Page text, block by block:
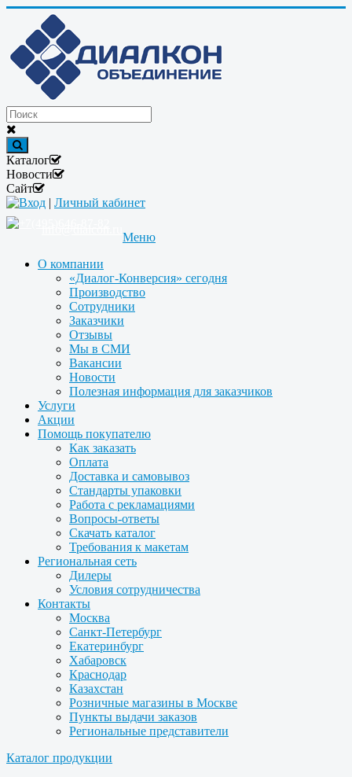
Каталог
Новости
Сайт
Вход | Личный кабинет
Меню
О компании
«Диалог-Конверсия» сегодня
Производство
Сотрудники
Заказчики
Отзывы
Мы в СМИ
Вакансии
Новости
Полезная информация для заказчиков
Услуги
Акции
Помощь покупателю
Как заказать
Оплата
Доставка и самовывоз
Стандарты упаковки
Работа с рекламациями
Вопросы-ответы
Скачать каталог
Требования к макетам
Региональная сеть
Дилеры
Условия сотрудничества
Контакты
Москва
Санкт-Петербург
Екатеринбург
Хабаровск
Краснодар
Казахстан
Розничные магазины в Москве
Пункты выдачи заказов
Региональные представители
Каталог продукции